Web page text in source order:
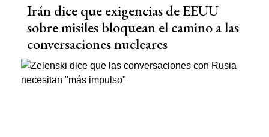
Irán dice que exigencias de EEUU
sobre misiles bloquean el camino a las
conversaciones nucleares